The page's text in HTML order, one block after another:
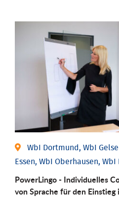
WbI Dortmund, WbI
Essen, WbI Oberhausen, WbI
PowerLingo - Individuelles
von Sprache für den